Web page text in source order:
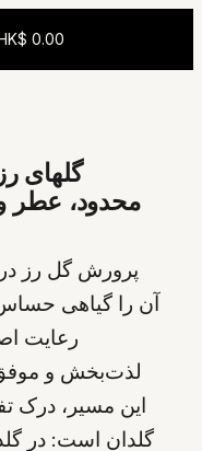
0.00
گلهای
محدود، عطر و
پرورش گل رز در
آن را گیاهی
رعایت
لذت‌بخش و موفق
این مسیر، درک
گلدان است: در